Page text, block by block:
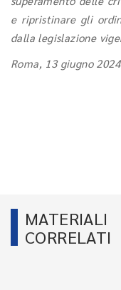
e ripristinare gli
dalla legislazione
Roma, 13 giugno 2024
MATERIALI
CORRELATI